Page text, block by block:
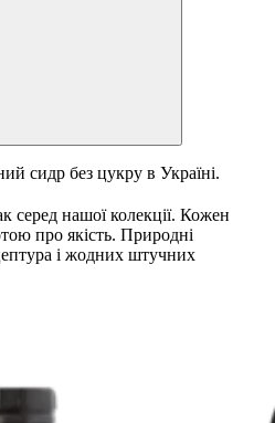
сидр без цукру в Україні.
серед нашої колекції. Кожен
про якість. Природні
і жодних штучних